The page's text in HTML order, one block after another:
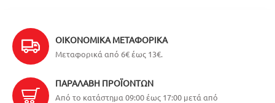
ΟΙΚΟΝΟΜΙΚΆ ΜΕΤΑΦΟΡΙΚΆ
Μεταφορικά από 6€ έως 13€.
ΠΑΡΑΛΑΒΉ ΠΡΟΪΌΝΤΩΝ
Από το κατάστημα 09:00 έως 17:00 μετά από